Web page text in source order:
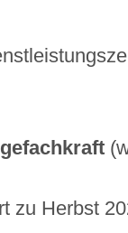
zu Herbst